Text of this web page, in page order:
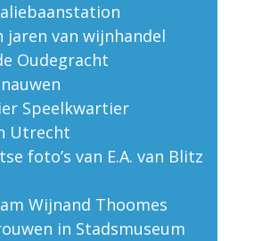
jaren van wijnhandel
Oudegracht
Speelkwartier
Utrecht
foto’s van E.A. van Blitz
Wijnand Thoomes
in Stadsmuseum